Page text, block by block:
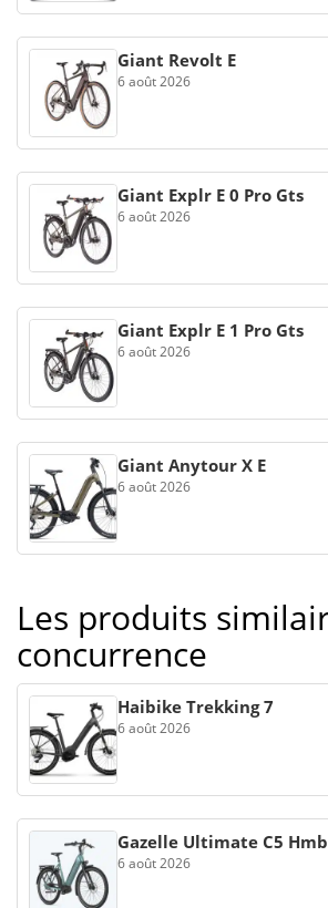
Giant Revolt E
6 août 2026
Giant Explr E 0 Pro Gts
6 août 2026
Giant Explr E 1 Pro Gts
6 août 2026
Giant Anytour X E
6 août 2026
Les produits
concurrence
Haibike Trekking 7
6 août 2026
Gazelle Ultimate C5 Hmb
6 août 2026